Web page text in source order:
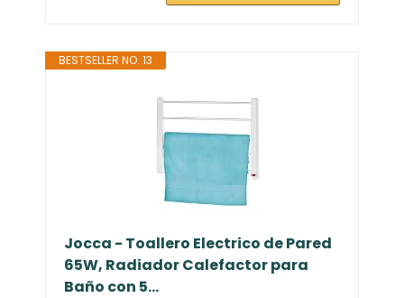
BESTSELLER NO. 13
Jocca - Toallero Electrico de Pared
65W, Radiador Calefactor para
Baño con 5...